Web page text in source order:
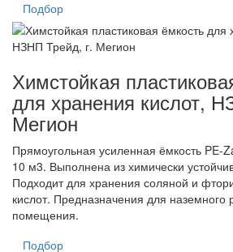
Подбор
Химстойкая
для хранения кислот,
Мегион
Прямоугольная усиленная ёмкость PE-
10 м3. Выполнена из химически
Подходит для хранения соляной и
кислот. Предназначения для наземного
помещения.
Подбор